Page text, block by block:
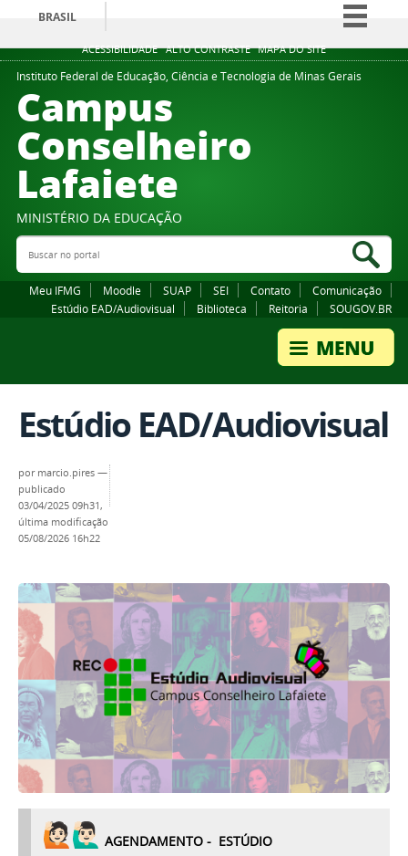
ACESSIBILIDADE ALTO CONTRASTE MAPA DO SITE
BRASIL
Simplifique!
Comunica BR
Instituto Federal de Educação, Ciência e Tecnologia de Minas Gerais
Campus
Conselheiro
Lafaiete
MINISTÉRIO DA EDUCAÇÃO
Buscar no portal
Meu IFMG Moodle SUAP SEI Contato
Comunicação
Estúdio EAD/Audiovisual
Biblioteca Reitoria SOUGOV.BR
Estúdio EAD/Audiovisual
por marcio.pires —
publicado
03/04/2025 09h31,
última modificação
05/08/2026 16h22
AGENDAMENTO - ESTÚDIO